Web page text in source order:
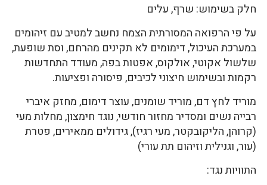
חלק בשימוש: שרף, עלים
על פי הרפואה המסורתית הצמח נחשב למטיב עם זיהומים
במערכת העיכול, דימומים לא תקינים מהרחם, וסת שופעת,
שלשול אקוטי, אולקוס, אפטות בפה, מעודד התחדשות
רקמות ובשימוש חיצוני לכיבים, פיסורה ופציעות.
מוריד לחץ דם, מוריד שומנים, עוצר דימום, מחזק איברי
רבייה נשים ומסדיר מחזור חודשי, נוגד חימצון, מחלות מעי
(קרוהן, הליקובקטר, מעי רגיז), גידולים ממאירים, פטרת
(עור, וגנילית וזיהום תת עורי)
התוויות נגד: